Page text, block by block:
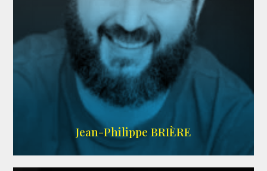
LINKEDIN
Jean-Philippe BRIÈRE